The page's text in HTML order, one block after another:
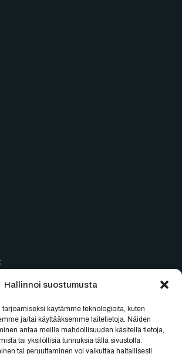
Hallinnoi suostumusta
tarjoamiseksi käytämme teknologioita, kuten
ja/tai käyttääksemme laitetietoja. Näiden
antaa meille mahdollisuuden käsitellä tietoja,
tai yksilöllisiä tunnuksia tällä sivustolla.
tai peruuttaminen voi vaikuttaa haitallisesti